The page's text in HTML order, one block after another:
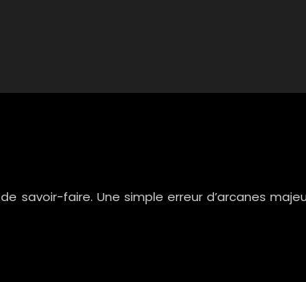
savoir-faire. Une simple erreur d’arcanes